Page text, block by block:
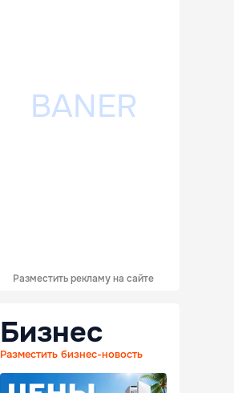
Разместить рекламу на сайте
Бизнес
Разместить бизнес-новость